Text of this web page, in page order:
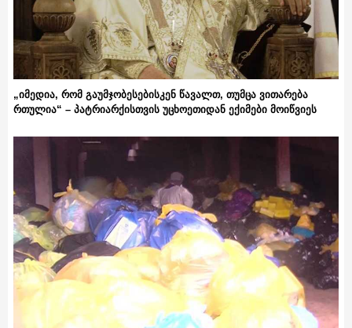
„იმედია, რომ გაუმჯობესებისკენ წავალთ, თუმცა ვითარება
რთულია“ – პატრიარქისთვის უცხოეთიდან ექიმები მოიწვიეს